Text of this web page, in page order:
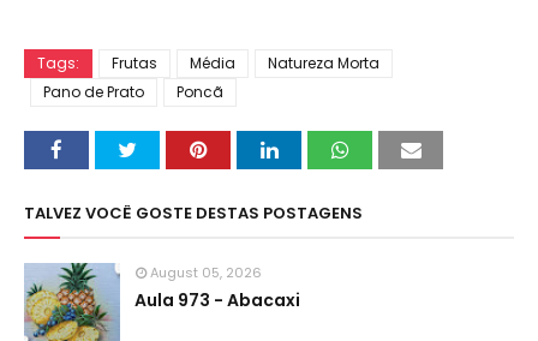
Tags: Frutas Média
Natureza Morta
Pano de Prato
Poncã
TALVEZ VOCÊ GOSTE DESTAS POSTAGENS
August 05, 2026
Aula 973 - Abacaxi